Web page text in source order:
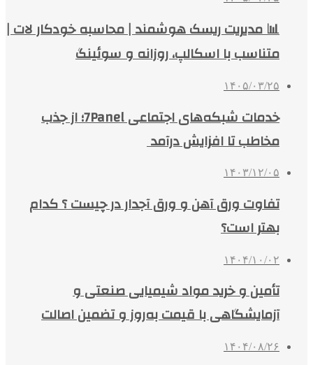
📊 مدیریت ریسک هوشمند | محاسبه خودکار لات |
متناسب با اسکالپ، روزانه و سوئینگ
۱۴۰۵/۰۳/۲۵
خدمات شبکه‌های اجتماعی 7Panel؛ از جذب
مخاطب تا افزایش درآمد
۱۴۰۳/۱۲/۰۵
تفاوت ورق آهن و ورق آجدار در چیست ؟ کدام
بهتر است؟
۱۴۰۴/۱۰/۰۲
تأمین و خرید مواد شیمیایی صنعتی و
آزمایشگاهی با قیمت به‌روز و تضمین اصالت
۱۴۰۴/۰۸/۲۶